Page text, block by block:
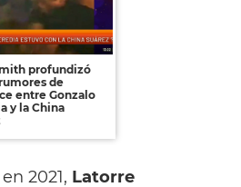
profundizó
de
entre Gonzalo
y la China
en 2021, Latorre